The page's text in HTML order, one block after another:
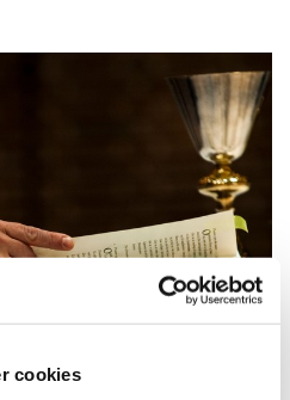
cookies
© null